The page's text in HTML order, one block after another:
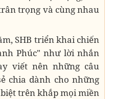
trọng và cùng nhau
SHB triển khai chiến
Phúc" như lời nhắn
viết nên những câu
chia dành cho những
trên khắp mọi miền